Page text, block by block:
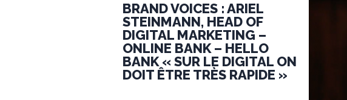
BRAND VOICES : ARIEL
STEINMANN, HEAD OF
DIGITAL MARKETING –
ONLINE BANK – HELLO
BANK « SUR LE DIGITAL ON
DOIT ÊTRE TRÈS RAPIDE »